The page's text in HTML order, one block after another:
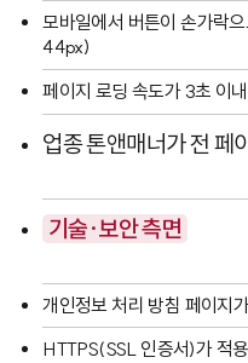
모바일에서 버튼이 손가락
44px)
페이지 로딩 속도가 3초 이
업종 톤앤매너가 전 페
기술·보안 측면
개인정보 처리 방침 페이지
HTTPS(SSL 인증서)가 적